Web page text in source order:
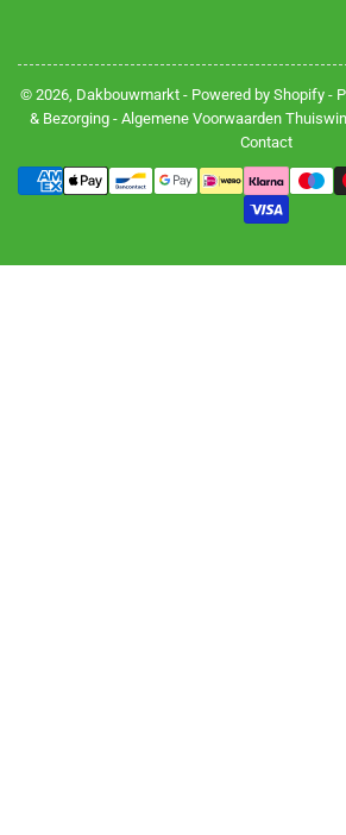
© 2026, Dakbouwmarkt - Powered by Shopify -
& Bezorging- Algemene Voorwaarden
Contact